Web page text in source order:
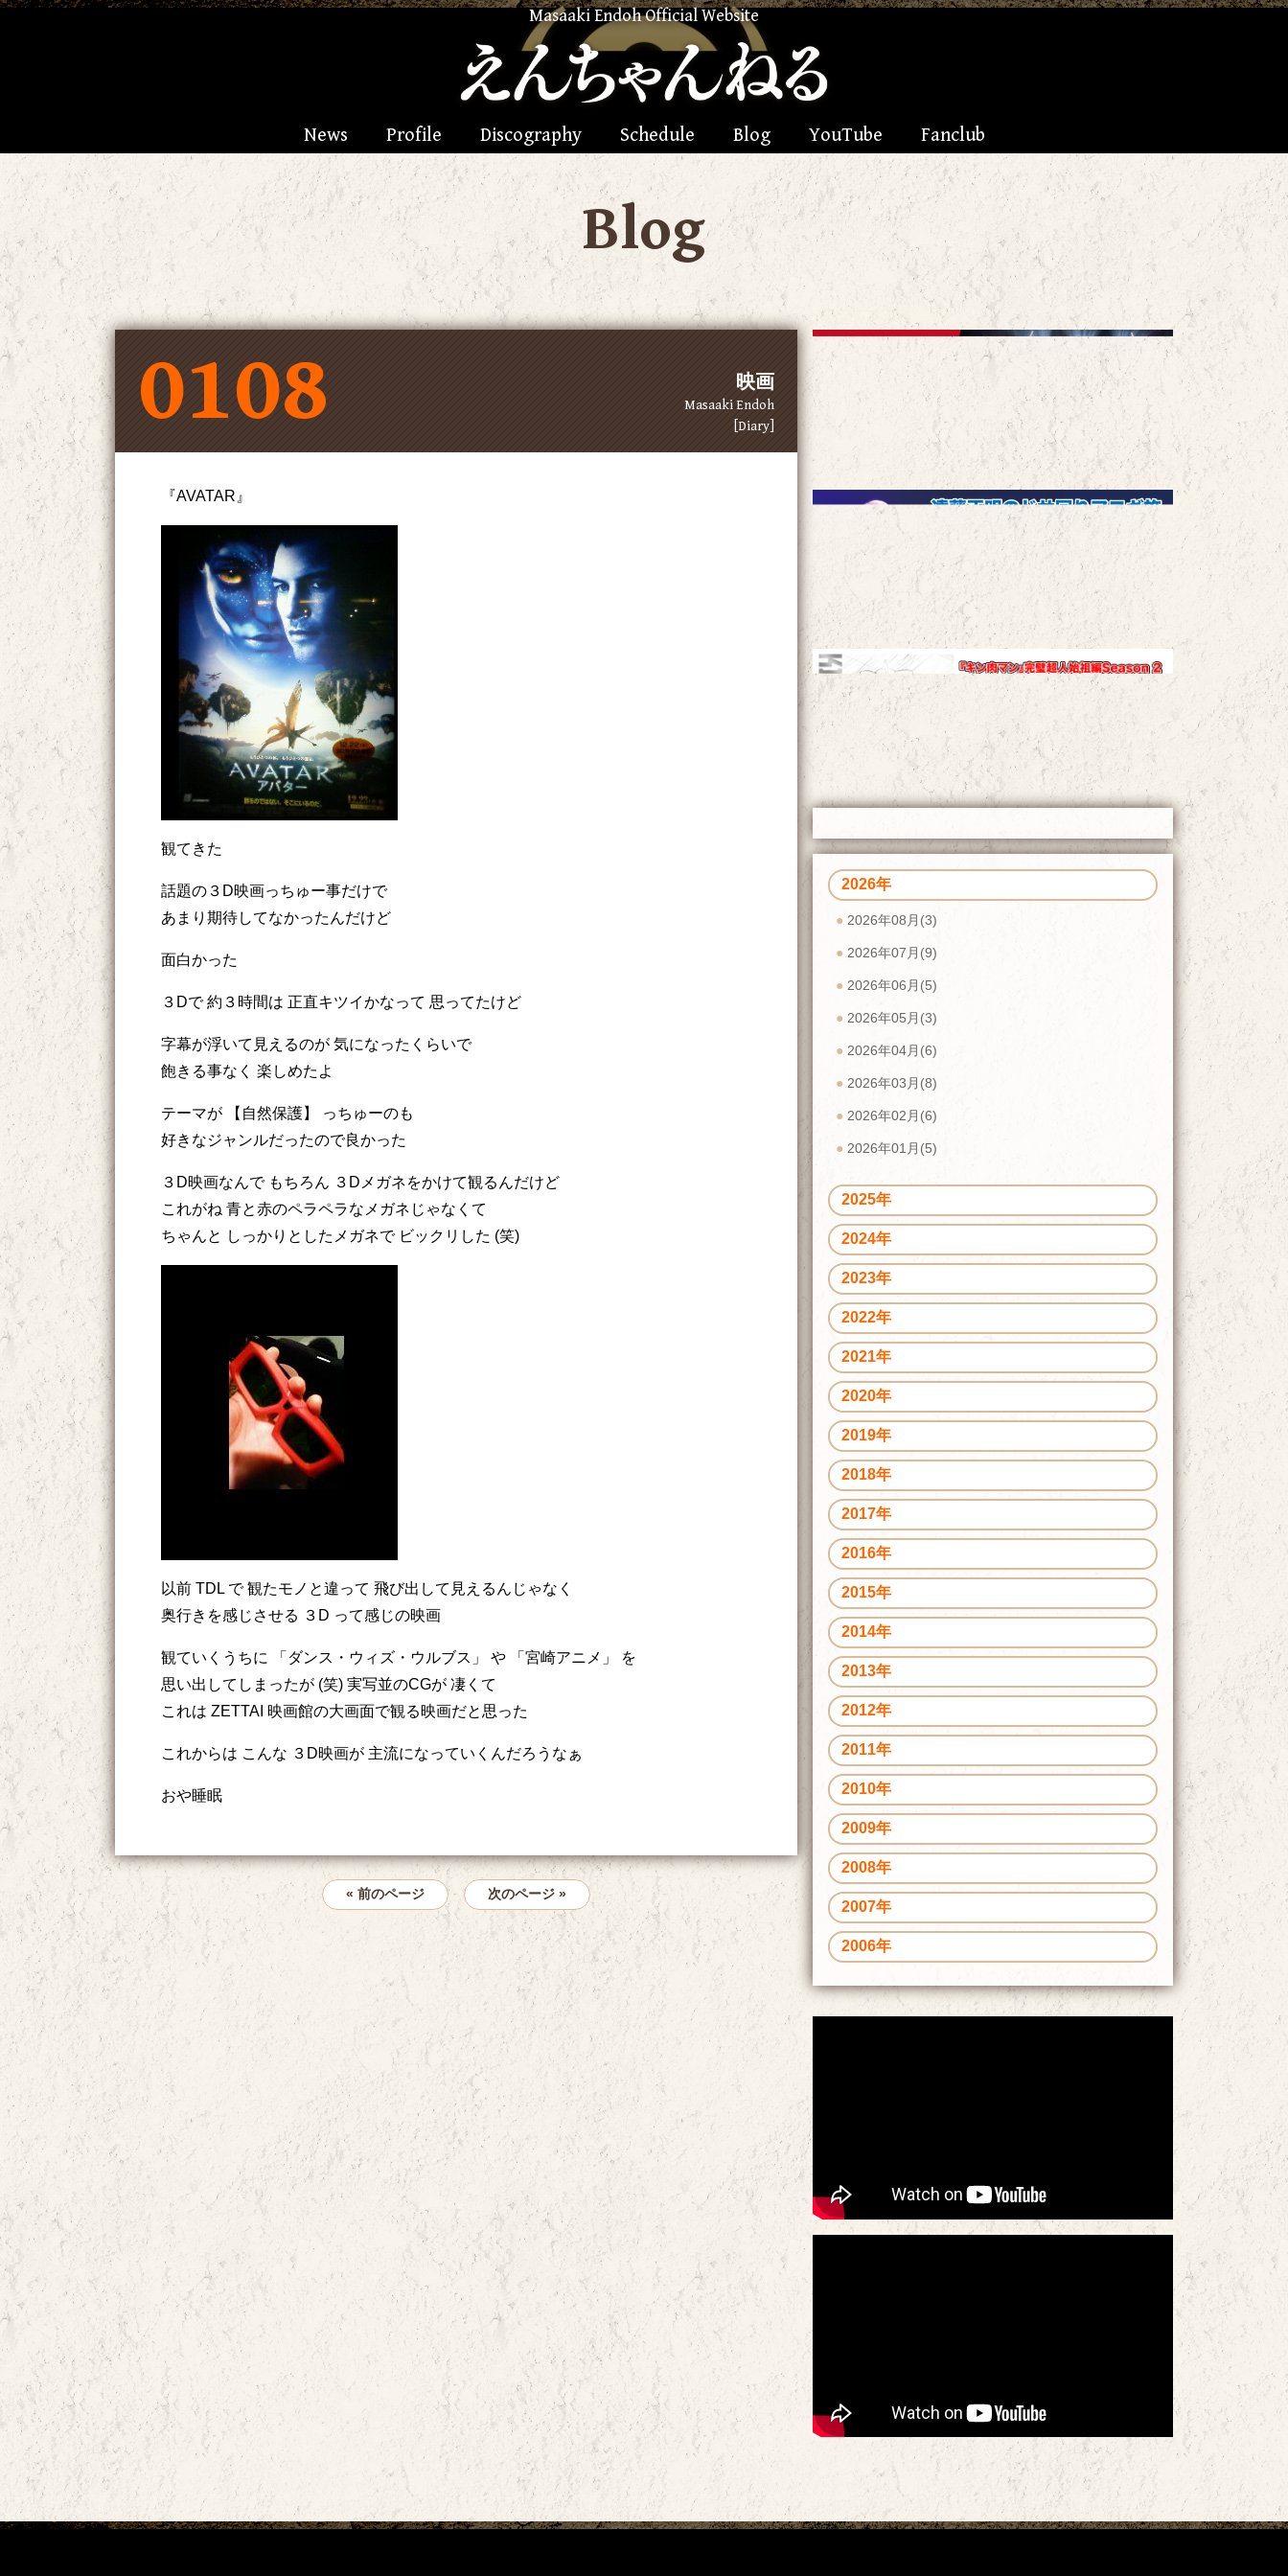
Masaaki Endoh Official Website
News Profile Discography Schedule Blog YouTube Fanclub
Blog
0108 映画
Masaaki Endoh
[Diary]
『AVATAR』
観てきた
話題の３D映画っちゅー事だけで
あまり期待してなかったんだけど
面白かった
３Dで 約３時間は 正直キツイかなって 思ってたけど
字幕が浮いて見えるのが 気になったくらいで
飽きる事なく 楽しめたよ
テーマが 【自然保護】 っちゅーのも
好きなジャンルだったので良かった
３D映画なんで もちろん ３Dメガネをかけて観るんだけど
これがね 青と赤のペラペラなメガネじゃなくて
ちゃんと しっかりとしたメガネで ビックリした (笑)
以前 TDL で 観たモノと違って 飛び出して見えるんじゃなく
奥行きを感じさせる ３D って感じの映画
観ていくうちに 「ダンス・ウィズ・ウルブス」 や 「宮崎アニメ」 を
思い出してしまったが (笑) 実写並のCGが 凄くて
これは ZETTAI 映画館の大画面で観る映画だと思った
これからは こんな ３D映画が 主流になっていくんだろうなぁ
おや睡眠
« 前のページ 次のページ »
2026年
2026年08月(3)
2026年07月(9)
2026年06月(5)
2026年05月(3)
2026年04月(6)
2026年03月(8)
2026年02月(6)
2026年01月(5)
2025年
2024年
2023年
2022年
2021年
2020年
2019年
2018年
2017年
2016年
2015年
2014年
2013年
2012年
2011年
2010年
2009年
2008年
2007年
2006年